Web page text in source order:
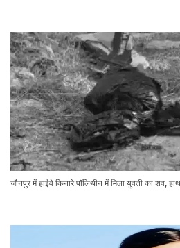
जौनपुर में हाईवे किनारे पॉलिथीन में मिला युवती का शव,